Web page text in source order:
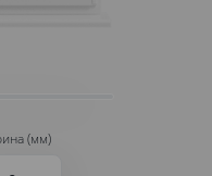
(мм)